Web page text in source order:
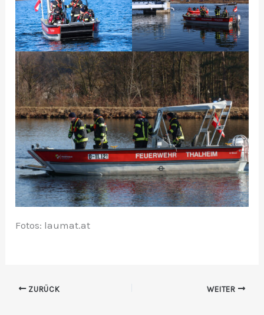
Fotos: laumat.at
ZURÜCK WEITER